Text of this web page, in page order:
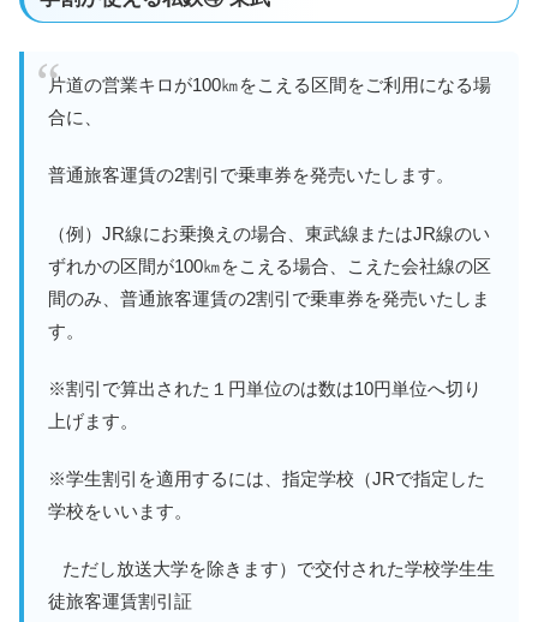
片道の営業キロが100㎞をこえる区間をご利用になる場
合に、
普通旅客運賃の2割引で乗車券を発売いたします。
（例）JR線にお乗換えの場合、東武線またはJR線のい
ずれかの区間が100㎞をこえる場合、こえた会社線の区
間のみ、普通旅客運賃の2割引で乗車券を発売いたしま
す。
※割引で算出された１円単位のは数は10円単位へ切り
上げます。
※学生割引を適用するには、指定学校（JRで指定した
学校をいいます。
ただし放送大学を除きます）で交付された学校学生生
徒旅客運賃割引証